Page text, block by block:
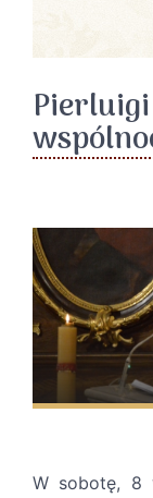
W sobotę, 8